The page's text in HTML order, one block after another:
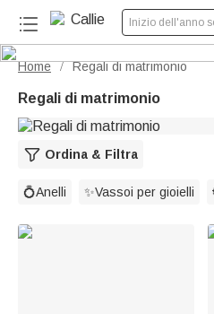
Inizio dell'anno
Home / Regali di matrimonio
Regali di matrimonio
Ordina & Filtra
💍Anelli ✨Vassoi per gioielli